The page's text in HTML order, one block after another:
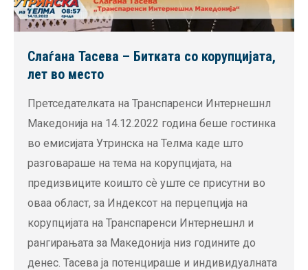
Слаѓана Тасева – Битката со корупцијата,
лет во место
Претседателката на Транспаренси Интернешнл
Македонија на 14.12.2022 година беше гостинка
во емисијата Утринска на Телма каде што
разговараше на тема на корупцијата, на
предизвиците коишто сѐ уште се присутни во
оваа област, за Индексот на перцепција на
корупцијата на Транспаренси Интернешнл и
рангирањата за Македонија низ годините до
денес. Тасева ја потенцираше и индивидуалната